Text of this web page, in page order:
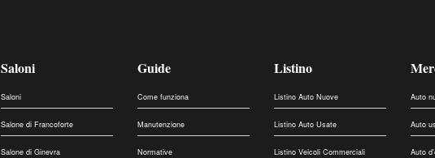
Saloni
Saloni
Salone di Francoforte
Salone di Ginevra
Guide
Come funziona
Manutenzione
Normative
Listino
Listino Auto Nuove
Listino Auto Usate
Listino Veicoli Commerciali
Auto
Auto
Auto